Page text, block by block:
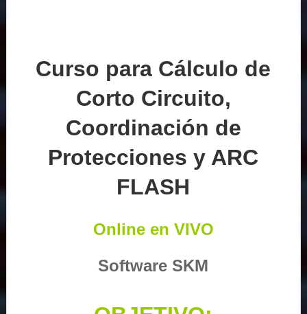
Curso para Cálculo de
Corto Circuito,
Coordinación de
Protecciones y ARC
FLASH
Online en VIVO
Software SKM